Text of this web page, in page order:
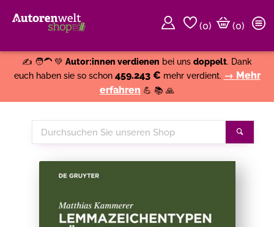
(0)
(0)
✍️ 🧑‍🦱 💚 Autor:innen verdienen bei uns doppelt. Dank
euch haben sie so schon 459.243 € mehr verdient. → Mehr
erfahren 💪 📚 🙏
Durchsuchen
Sie